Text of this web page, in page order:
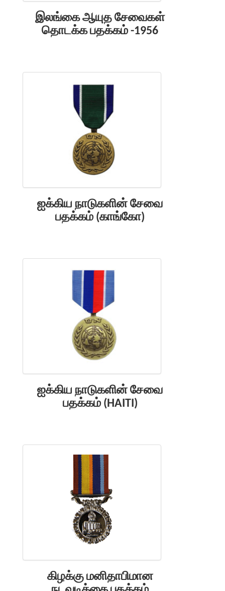
இலங்கை ஆயுத சேவைகள்
தொடக்க பதக்கம் -1956
ஐக்கிய நாடுகளின் சேவை
பதக்கம் (காங்கோ)
ஐக்கிய நாடுகளின் சேவை
பதக்கம் (HAITI)
கிழக்கு மனிதாபிமான